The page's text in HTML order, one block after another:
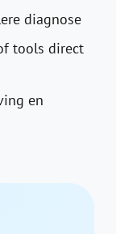
diagnose
tools direct
en